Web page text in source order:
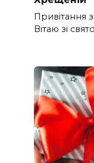
Привітання
Вітаю зі